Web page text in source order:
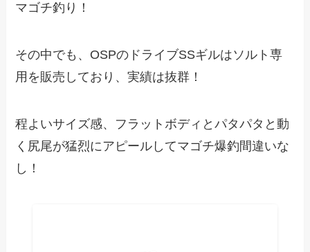
マゴチ釣り！
その中でも、OSPのドライブSSギルはソルト専
用を販売しており、実績は抜群！
程よいサイズ感、フラットボディとパタパタと動
く尻尾が猛烈にアピールしてマゴチ爆釣間違いな
し！